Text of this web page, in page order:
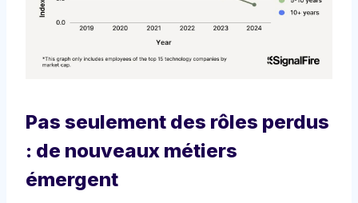
Pas seulement des rôles perdus
: de nouveaux métiers
émergent